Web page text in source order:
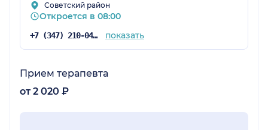
Советский район
Откроется в 08:00
+7 (347) 210-04-96 показать
Прием терапевта
от 2 020 ₽